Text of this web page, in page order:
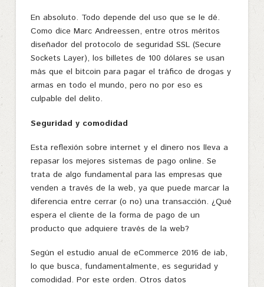
En absoluto. Todo depende del uso que se le dé.
Como dice Marc Andreessen, entre otros méritos
diseñador del protocolo de seguridad SSL (Secure
Sockets Layer), los billetes de 100 dólares se usan
más que el bitcoin para pagar el tráfico de drogas y
armas en todo el mundo, pero no por eso es
culpable del delito.
Seguridad y comodidad
Esta reflexión sobre internet y el dinero nos lleva a
repasar los mejores sistemas de pago online. Se
trata de algo fundamental para las empresas que
venden a través de la web, ya que puede marcar la
diferencia entre cerrar (o no) una transacción. ¿Qué
espera el cliente de la forma de pago de un
producto que adquiere través de la web?
Según el estudio anual de eCommerce 2016 de iab,
lo que busca, fundamentalmente, es seguridad y
comodidad. Por este orden. Otros datos